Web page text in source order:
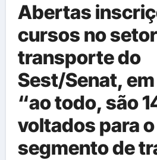
Abertas
cursos no
transporte do
Sest/Senat,
“ao todo, são
voltados para o
segmento de